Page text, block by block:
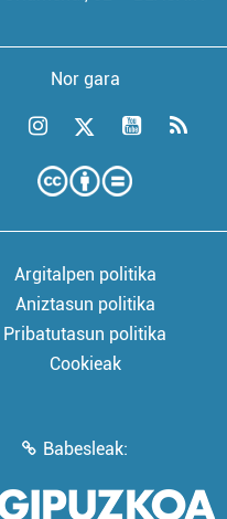
Nor gara
Argitalpen politika
Aniztasun politika
Pribatutasun politika
Cookieak
Babesleak: